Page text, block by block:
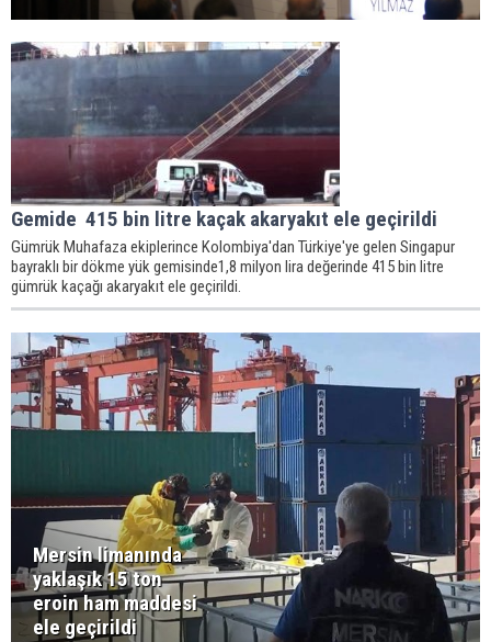
Gemide 415 bin litre kaçak akaryakıt ele geçirildi
Gümrük Muhafaza ekiplerince Kolombiya'dan Türkiye'ye gelen Singapur
bayraklı bir dökme yük gemisinde1,8 milyon lira değerinde 415 bin litre
gümrük kaçağı akaryakıt ele geçirildi.
Mersin limanında
yaklaşık 15 ton
eroin ham maddesi
ele geçirildi